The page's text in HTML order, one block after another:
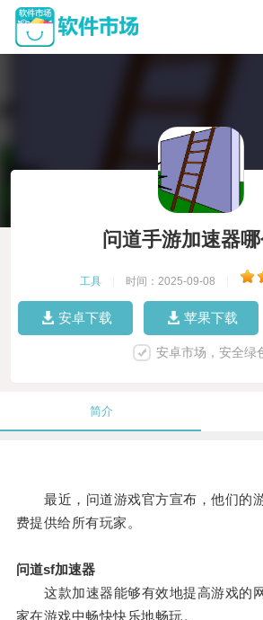
问道手游加速器
工具 时间：2025-09-08
安卓下载 苹果下载
安卓市场，安全绿
简介
最近，问道游戏官方宣布，他们的
费提供给所有玩家。
问道sf加速器
这款加速器能够有效地提高游戏的
家在游戏中畅快快乐地畅玩。